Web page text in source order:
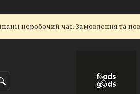
неробочий час. Замовлення та